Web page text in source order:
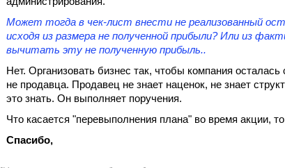
Может тогда в чек-лист внести не реализованный
исходя из размера не полученной прибыли? Или из
вычитать эту не полученную прибыль..
Нет. Организовать бизнес так, чтобы компания
не продавца. Продавец не знает наценок, не знает
это знать. Он выполняет поручения.
Что касается "перевыполнения плана" во время акции,
Спасибо,